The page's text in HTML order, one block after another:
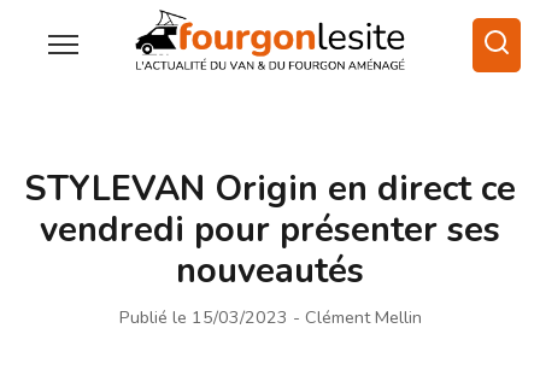
STYLEVAN Origin en direct ce
vendredi pour présenter ses
nouveautés
Publié le 15/03/2023 - Clément Mellin